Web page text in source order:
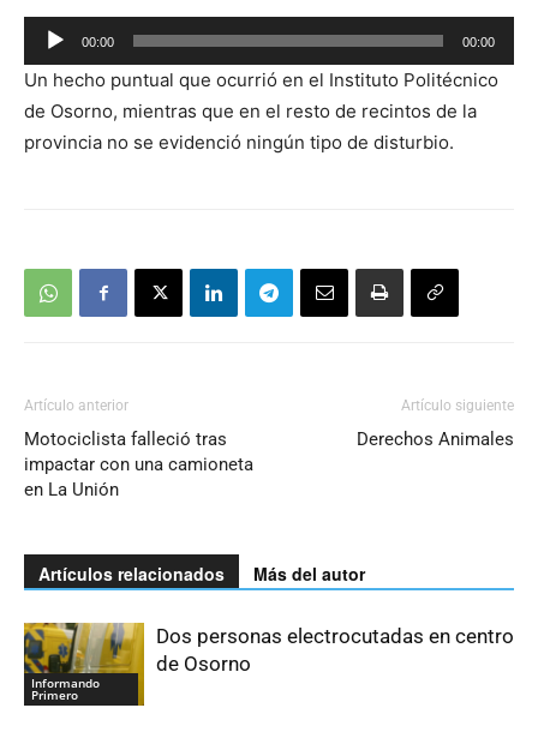
Reproductor
de
audio
00:00 00:00
Un hecho puntual que ocurrió en el Instituto Politécnico
de Osorno, mientras que en el resto de recintos de la
provincia no se evidenció ningún tipo de disturbio.
Artículo anterior
Motociclista falleció tras
impactar con una camioneta
en La Unión
Artículo siguiente
Derechos Animales
Artículos relacionados Más del autor
Informando
Primero
Dos personas electrocutadas en centro
de Osorno